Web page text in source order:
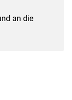
an die